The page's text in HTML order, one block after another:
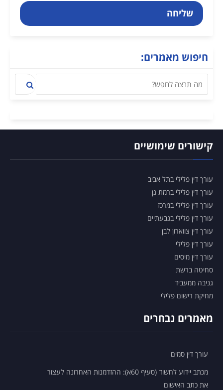
שליחה
חיפוש מאמרים:
קישורים שימושיים
עורך דין פלילי בתל אביב
עורך דין פלילי ברמת גן
עורך דין פלילי במרכז
עורך דין פלילי בגבעתיים
עורך דין צווארון לבן
עורך דין פלילי
עורך דין מיסים
סחיטה ברשת
גניבה ממעביד
מחיקת רישום פלילי
מאמרים נבחרים
עורך דין סמים
מכתב יידוע לחשוד (סעיף 60א): ההזדמנות האחרונה לעצור
את כתב האישום